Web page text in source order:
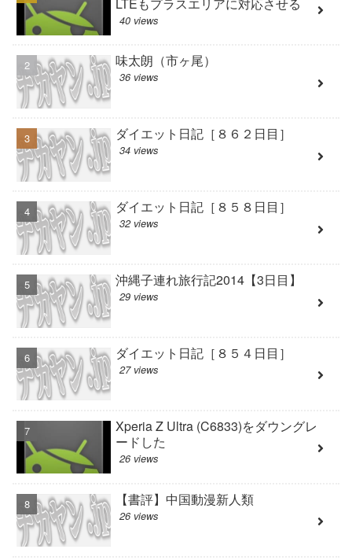
40 views
味太朗（市ヶ尾）
36 views
ダイエット日記［８６２日目］
34 views
ダイエット日記［８５８日目］
32 views
沖縄子連れ旅行記2014【3日目】
29 views
ダイエット日記［８５４日目］
27 views
Xperia Z Ultra (C6833)をダウングレ
ードした
26 views
【書評】中国動漫新人類
26 views